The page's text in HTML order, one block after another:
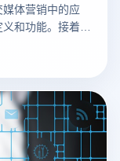
体营销中的应
和功能。接着，
体的作用和营销
交媒体营销中的